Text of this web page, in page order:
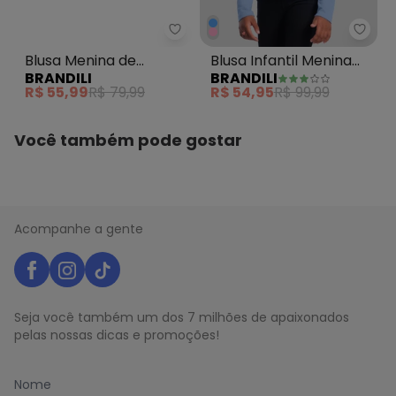
N/D*
N/D*
abril/2026 N/D*
março/2026
fevereiro/2026
Brandili - Blusa Menina de
Blusa Menina de
Moranguinho Azul
BRANDILI
R$ 55,99R$ 79,99
Blusa Infantil Menina
Lotso com Glitter Azul
BRANDILI
R$ 54,95R$ 99,99
Você também pode gostar
Acompanhe a gente
Seja você também um dos 7 milhões de apaixonados
pelas nossas dicas e promoções!
Nome